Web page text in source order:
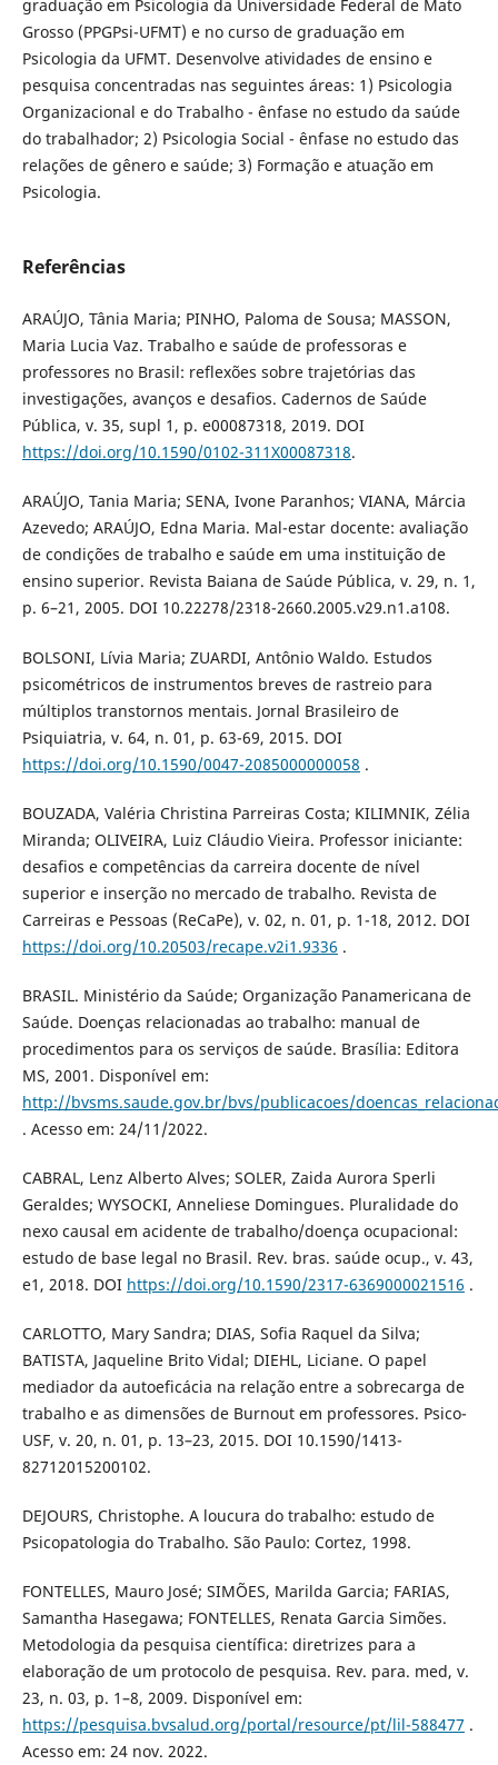
graduação em Psicologia da Universidade Federal de Mato
Grosso (PPGPsi-UFMT) e no curso de graduação em
Psicologia da UFMT. Desenvolve atividades de ensino e
pesquisa concentradas nas seguintes áreas: 1) Psicologia
Organizacional e do Trabalho - ênfase no estudo da saúde
do trabalhador; 2) Psicologia Social - ênfase no estudo das
relações de gênero e saúde; 3) Formação e atuação em
Psicologia.
Referências
ARAÚJO, Tânia Maria; PINHO, Paloma de Sousa; MASSON,
Maria Lucia Vaz. Trabalho e saúde de professoras e
professores no Brasil: reflexões sobre trajetórias das
investigações, avanços e desafios. Cadernos de Saúde
Pública, v. 35, supl 1, p. e00087318, 2019. DOI
https://doi.org/10.1590/0102-311X00087318.
ARAÚJO, Tania Maria; SENA, Ivone Paranhos; VIANA, Márcia
Azevedo; ARAÚJO, Edna Maria. Mal-estar docente: avaliação
de condições de trabalho e saúde em uma instituição de
ensino superior. Revista Baiana de Saúde Pública, v. 29, n. 1,
p. 6–21, 2005. DOI 10.22278/2318-2660.2005.v29.n1.a108.
BOLSONI, Lívia Maria; ZUARDI, Antônio Waldo. Estudos
psicométricos de instrumentos breves de rastreio para
múltiplos transtornos mentais. Jornal Brasileiro de
Psiquiatria, v. 64, n. 01, p. 63-69, 2015. DOI
https://doi.org/10.1590/0047-2085000000058 .
BOUZADA, Valéria Christina Parreiras Costa; KILIMNIK, Zélia
Miranda; OLIVEIRA, Luiz Cláudio Vieira. Professor iniciante:
desafios e competências da carreira docente de nível
superior e inserção no mercado de trabalho. Revista de
Carreiras e Pessoas (ReCaPe), v. 02, n. 01, p. 1-18, 2012. DOI
https://doi.org/10.20503/recape.v2i1.9336 .
BRASIL. Ministério da Saúde; Organização Panamericana de
Saúde. Doenças relacionadas ao trabalho: manual de
procedimentos para os serviços de saúde. Brasília: Editora
MS, 2001. Disponível em:
http://bvsms.saude.gov.br/bvs/publicacoes/
. Acesso em: 24/11/2022.
CABRAL, Lenz Alberto Alves; SOLER, Zaida Aurora Sperli
Geraldes; WYSOCKI, Anneliese Domingues. Pluralidade do
nexo causal em acidente de trabalho/doença ocupacional:
estudo de base legal no Brasil. Rev. bras. saúde ocup., v. 43,
e1, 2018. DOI https://doi.org/10.1590/2317-6369000021516 .
CARLOTTO, Mary Sandra; DIAS, Sofia Raquel da Silva;
BATISTA, Jaqueline Brito Vidal; DIEHL, Liciane. O papel
mediador da autoeficácia na relação entre a sobrecarga de
trabalho e as dimensões de Burnout em professores. Psico-
USF, v. 20, n. 01, p. 13–23, 2015. DOI 10.1590/1413-
82712015200102.
DEJOURS, Christophe. A loucura do trabalho: estudo de
Psicopatologia do Trabalho. São Paulo: Cortez, 1998.
FONTELLES, Mauro José; SIMÕES, Marilda Garcia; FARIAS,
Samantha Hasegawa; FONTELLES, Renata Garcia Simões.
Metodologia da pesquisa científica: diretrizes para a
elaboração de um protocolo de pesquisa. Rev. para. med, v.
23, n. 03, p. 1–8, 2009. Disponível em:
https://pesquisa.bvsalud.org/portal/resource/pt/lil-588477 .
Acesso em: 24 nov. 2022.